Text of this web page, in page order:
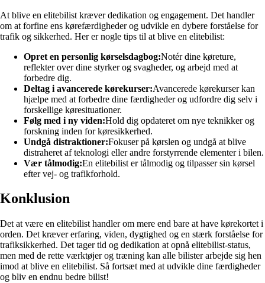
At blive en elitebilist kræver dedikation og engagement. Det handler
om at forfine ens kørefærdigheder og udvikle en dybere forståelse for
trafik og sikkerhed. Her er nogle tips til at blive en elitebilist:
Opret en personlig kørselsdagbog:Notér dine køreture,
reflekter over dine styrker og svagheder, og arbejd med at
forbedre dig.
Deltag i avancerede kørekurser:Avancerede kørekurser kan
hjælpe med at forbedre dine færdigheder og udfordre dig selv i
forskellige køresituationer.
Følg med i ny viden:Hold dig opdateret om nye teknikker og
forskning inden for køresikkerhed.
Undgå distraktioner:Fokuser på kørslen og undgå at blive
distraheret af teknologi eller andre forstyrrende elementer i bilen.
Vær tålmodig:En elitebilist er tålmodig og tilpasser sin kørsel
efter vej- og trafikforhold.
Konklusion
Det at være en elitebilist handler om mere end bare at have kørekortet i
orden. Det kræver erfaring, viden, dygtighed og en stærk forståelse for
trafiksikkerhed. Det tager tid og dedikation at opnå elitebilist-status,
men med de rette værktøjer og træning kan alle bilister arbejde sig hen
imod at blive en elitebilist. Så fortsæt med at udvikle dine færdigheder
og bliv en endnu bedre bilist!